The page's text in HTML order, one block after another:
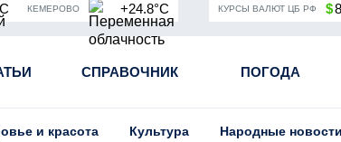
КЕМЕРОВО +24.8°C КУРСЫ ВАЛЮТ ЦБ РФ $
СПРАВОЧНИК ПОГОДА
в России Угольная промышленность
и красота Культура Народные новости